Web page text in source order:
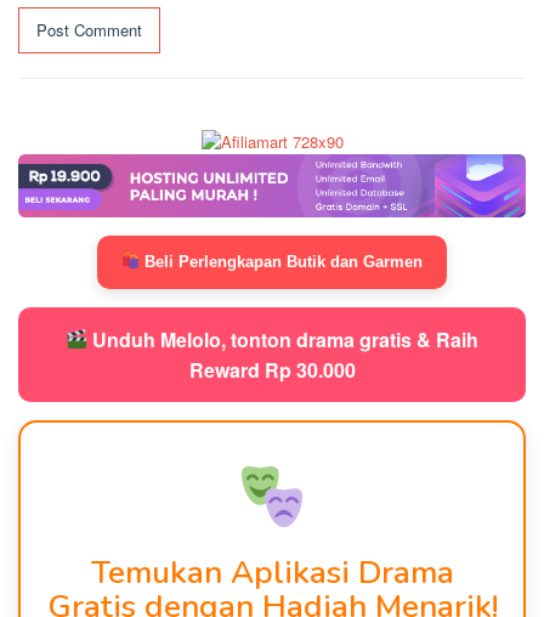
Beli Perlengkapan Butik dan Garmen
Unduh Melolo, tonton drama gratis & Raih
Reward Rp 30.000
Temukan Aplikasi Drama
Gratis dengan Hadiah Menarik!